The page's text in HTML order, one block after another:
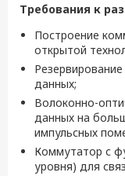
Требования к
Построение
открытой
данных;
Волоконно-
данных на
импульсных
Коммутатор с
уровня) для